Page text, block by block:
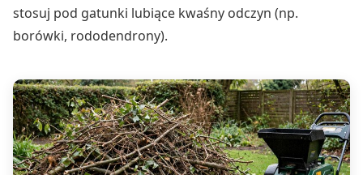
stosuj pod gatunki lubiące kwaśny odczyn (np.
borówki, rododendrony).